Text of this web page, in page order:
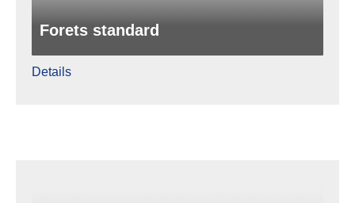
Forets standard
Details